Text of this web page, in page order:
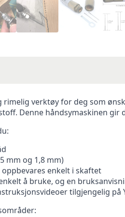
rimelig verktøy for deg som
Denne håndsymaskinen
mm og 1,8 mm)
enkelt i skaftet
å bruke, og en
tilgjengelig på